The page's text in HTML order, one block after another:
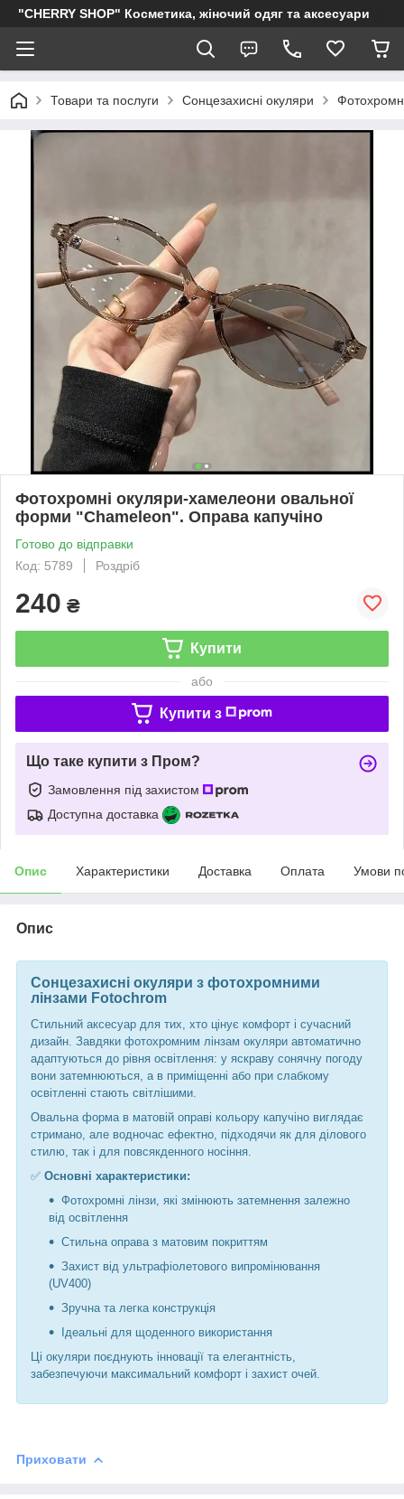
"CHERRY SHOP" Косметика, жіночий одяг та аксесуари
Товари та послуги Сонцезахисні окуляри
Фотохромні окуляри-хамелеони овальної
форми "Chameleon". Оправа капучіно
Готово до відправки
Код: 5789
Роздріб
240 ₴
Купити
або
Купити з
Що таке купити з Пром?
Замовлення під захистом
Доступна доставка
Опис Характеристики Доставка Оплата Умови
Опис
Сонцезахисні окуляри з фотохромними
лінзами Fotochrom
Стильний аксесуар для тих, хто цінує комфорт і сучасний
дизайн. Завдяки фотохромним лінзам окуляри автоматично
адаптуються до рівня освітлення: у яскраву сонячну погоду
вони затемнюються, а в приміщенні або при слабкому
освітленні стають світлішими.
Овальна форма в матовій оправі кольору капучіно виглядає
стримано, але водночас ефектно, підходячи як для ділового
стилю, так і для повсякденного носіння.
✅ Основні характеристики:
Фотохромні лінзи, які змінюють затемнення залежно
від освітлення
Стильна оправа з матовим покриттям
Захист від ультрафіолетового випромінювання
(UV400)
Зручна та легка конструкція
Ідеальні для щоденного використання
Ці окуляри поєднують інновації та елегантність,
забезпечуючи максимальний комфорт і захист очей.
Приховати